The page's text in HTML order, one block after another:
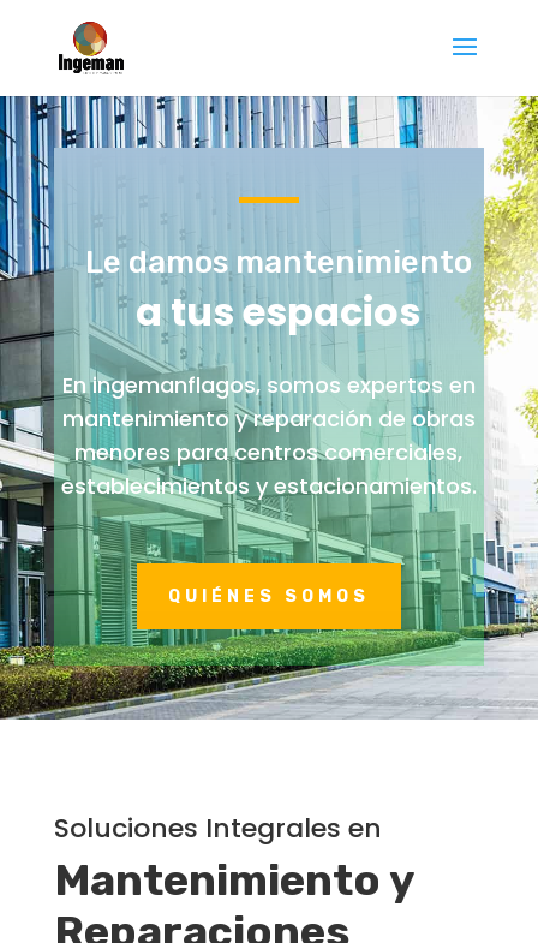
Le damos mantenimiento
a tus espacios
En ingemanflagos, somos expertos en
mantenimiento y reparación de obras
menores para centros comerciales,
establecimientos y estacionamientos.
QUIÉNES SOMOS
Soluciones Integrales en
Mantenimiento y
Reparaciones